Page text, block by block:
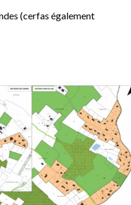
(cerfas également